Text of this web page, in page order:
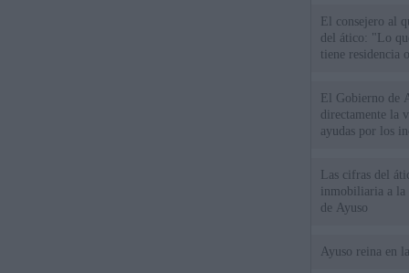
El consejero al
del ático: "Lo
tiene residencia
El Gobierno de
directamente la
ayudas por los
Las cifras del
inmobiliaria a la
de Ayuso
Ayuso reina en